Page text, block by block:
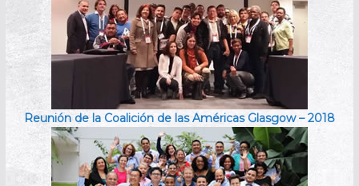
Reunión de la Coalición de las Américas Glasgow – 2018